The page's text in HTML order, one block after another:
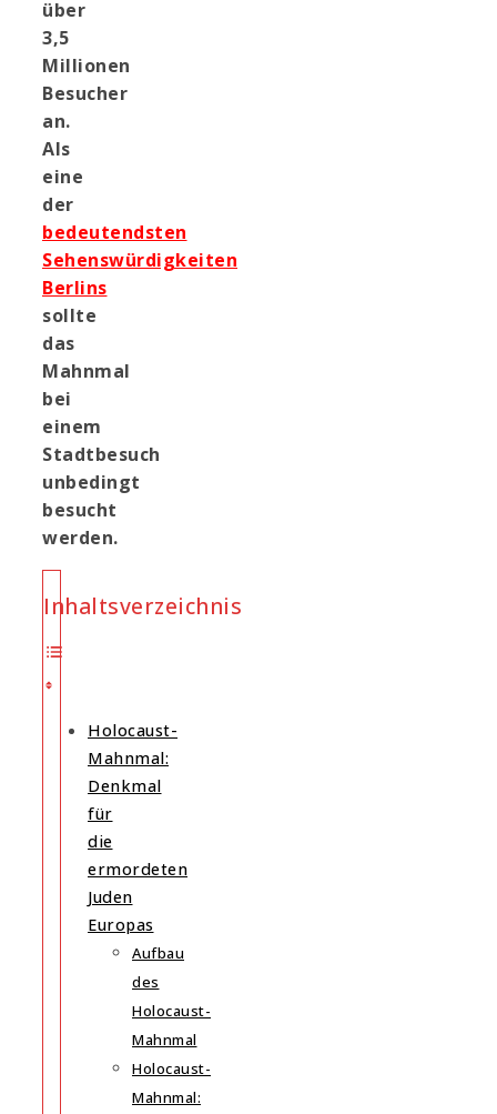
über
3,5
Millionen
Besucher
an.
Als
eine
der
bedeutendsten
Sehenswürdigkeiten
Berlins
sollte
das
Mahnmal
bei
einem
Stadtbesuch
unbedingt
besucht
werden.
Inhaltsverzeichnis
Holocaust-
Mahnmal:
Denkmal
für
die
ermordeten
Juden
Europas
Aufbau
des
Holocaust-
Mahnmal
Holocaust-
Mahnmal: